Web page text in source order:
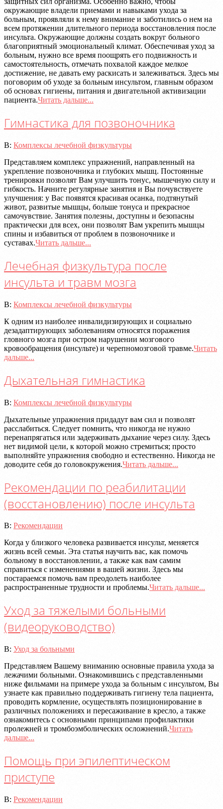
окружающие владели приемами и навыками ухода за
больным, проявляли к нему внимание и заботились о нем на
всем протяжении длительного периода восстановления после
инсульта. Окружающие должны создать вокруг больного
благоприятный эмоциональный климат. Обеспечивая уход за
больным, нужно все время поощрять его подвижность и
самостоятельность, отмечать похвалой каждое мелкое
достижение, не давать ему раскисать и залеживаться. Здесь мы
поговорим об уходе за больным инсультом, главным образом
об основах гигиены, питания и двигательной активизации
пациента.Читать дальше...
Гимнастика для позвоночника
2020-
08
В: Комплексы лечебной физкультуры
Представляем комплекс упражнений, направленный на
укрепление позвоночника и глубоких мышц. Постоянные
тренировки позволят Вам улучшить тонус, мышечную силу и
гибкость. Начните регулярные занятия и Вы почувствуете
улучшения: у Вас появятся красивая осанка, подтянутый
живот, развитые мышцы, больше тонуса и прекрасное
самочувствие. Занятия полезны, доступны и безопасны
практически для всех, они позволят Вам укрепить мышцы
спины и избавиться от проблем в позвоночнике и
суставах.Читать дальше...
Лечебная физкультура после
инсульта и травм мозга
2020-
08
В: Комплексы лечебной физкультуры
К одним из наиболее инвалидизирующих и социально
дезадаптирующих заболеваниям относятся поражения
гловного мозга при остром нарушении мозгового
кровообращения (инсульте) и черепномозговой травме.Читать
дальше...
Дыхательная гимнастика
2020-
08
В: Комплексы лечебной физкультуры
Дыхательные упражнения придадут вам сил и позволят
расслабиться. Следует помнить, что никогда не нужно
перенапрягаться или задерживать дыхание через силу. Здесь
нет видимой цели, к которой можно стремиться; просто
выполняйте упражнения свободно и естественно. Никогда не
доводите себя до головокружения.Читать дальше...
Рекомендации по реабилитации
(восстановлению) после инсульта
2020-
08
В: Рекомендации
Когда у близкого человека развивается инсульт, меняется
жизнь всей семьи. Эта статья научить вас, как помочь
больному в восстановлении, а также как вам самим
справиться с изменениями в вашей жизни. Здесь мы
постараемся помочь вам преодолеть наиболее
распространенные трудности и проблемы.Читать дальше...
Уход за тяжелыми больными
(видеоруководство)
2020-
08
В: Уход за больными
Представляем Вашему вниманию основные правила ухода за
лежачими больными. Ознакомившись с представленными
ниже фильмами на примере ухода за больным с инсультом, Вы
узнаете как правильно поддерживать гигиену тела пациента,
проводить кормление, осуществлять позиционирование в
различных положениях и пересаживание в кресло, а также
ознакомитесь с основными принципами профилактики
пролежней и тромбоэмболических осложнений.Читать
дальше...
Помощь при эпилептическом
приступе
2020-
В: Рекомендации